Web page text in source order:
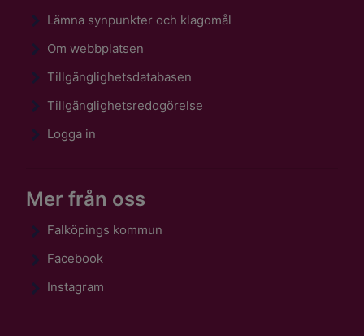
Lämna synpunkter och klagomål
Om webbplatsen
Tillgänglighetsdatabasen
Tillgänglighetsredogörelse
Logga in
Mer från oss
Falköpings kommun
Facebook
Instagram